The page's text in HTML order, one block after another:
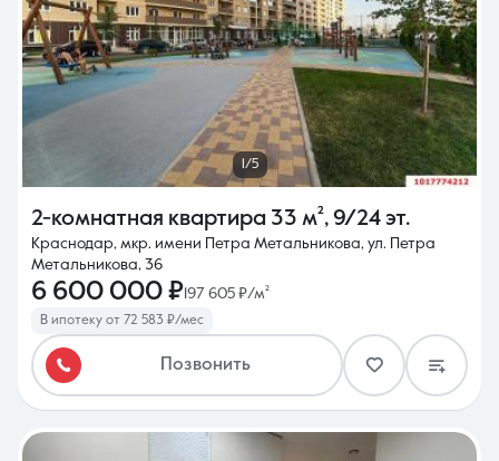
1/5
2-комнатная квартира 33 м², 9/24 эт.
Краснодар, мкр. имени Петра Метальникова, ул. Петра
Метальникова, 36
6 600 000 ₽197 605 ₽/м²
В ипотеку от 72 583 ₽/мес
Позвонить